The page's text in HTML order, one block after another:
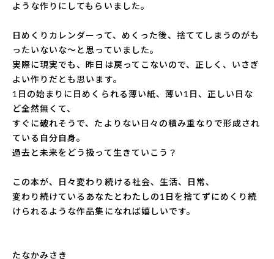
ような作りにしてもらいました。
日めくりカレンダーって、めくった後、捨ててしまうのがも
ったいないな～と思っていました。
実際に現実でも、昨日は戻ってこないので、正しく、いさぎ
よい作りだとも思います。
1日の始まりに日めくられる薄い紙、薄い1日、正しい日な
ど全然無くて、
すぐに破れそうで、たよりない日々の積み重なりで形成され
ている自分自身。
過去と未来をどう扱って生きていこう？
この本が、日々変わり続ける社会、生活、日常、
変わり続けているあなたとわたしの1日を捨てずにめくり続
けられるような作品集になれば嬉しいです。
たなかみさき